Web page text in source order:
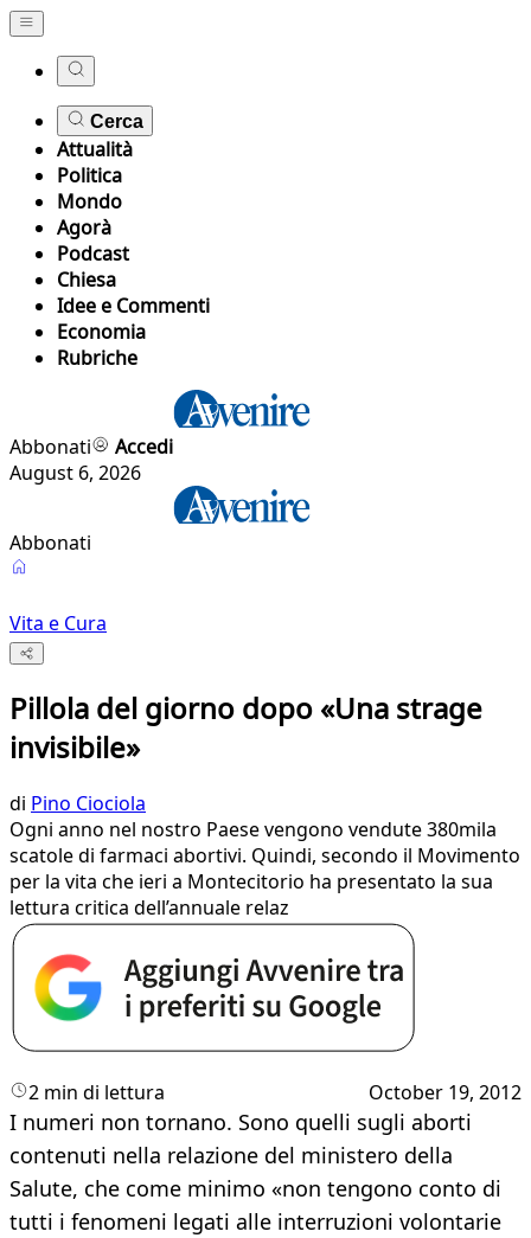
Cerca
Attualità
Politica
Mondo
Agorà
Podcast
Chiesa
Idee e Commenti
Economia
Rubriche
Abbonati
Accedi
August 6, 2026
Abbonati
Vita e Cura
Pillola del giorno dopo «Una strage
invisibile»
di Pino Ciociola
Ogni anno nel nostro Paese vengono vendute 380mila
scatole di farmaci abortivi. Quindi, secondo il Movimento
per la vita che ieri a Montecitorio ha presentato la sua
lettura critica dell’annuale relaz
2 min di lettura October 19, 2012
I numeri non tornano. Sono quelli sugli aborti
contenuti nella relazione del ministero della
Salute, che come minimo «non tengono conto di
tutti i fenomeni legati alle interruzioni volontarie